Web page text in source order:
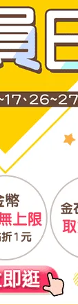
堂多元課程
是許多孩
供申請大學的準
，以及該如何
也是非常具參考
愛情、友情、課
大的你和妳…這